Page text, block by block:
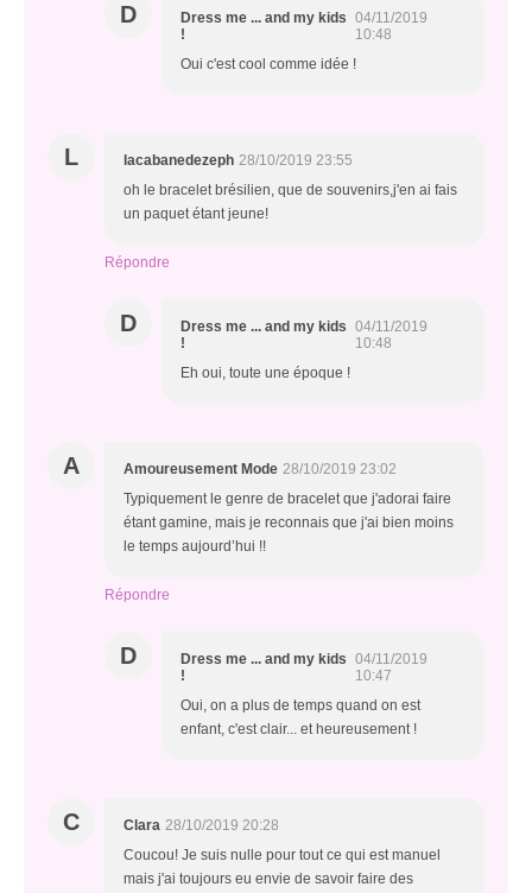
D
Dress me ... and my kids
!
04/11/2019
10:48
Oui c'est cool comme idée !
L lacabanedezeph 28/10/2019 23:55
oh le bracelet brésilien, que de souvenirs,j'en ai fais
un paquet étant jeune!
Répondre
D
Dress me ... and my kids
!
04/11/2019
10:48
Eh oui, toute une époque !
A Amoureusement Mode 28/10/2019 23:02
Typiquement le genre de bracelet que j'adorai faire
étant gamine, mais je reconnais que j'ai bien moins
le temps aujourd’hui !!
Répondre
D
Dress me ... and my kids
!
04/11/2019
10:47
Oui, on a plus de temps quand on est
enfant, c'est clair... et heureusement !
C Clara 28/10/2019 20:28
Coucou! Je suis nulle pour tout ce qui est manuel
mais j'ai toujours eu envie de savoir faire des